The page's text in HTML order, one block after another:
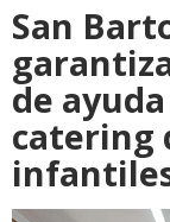
San
de
catering